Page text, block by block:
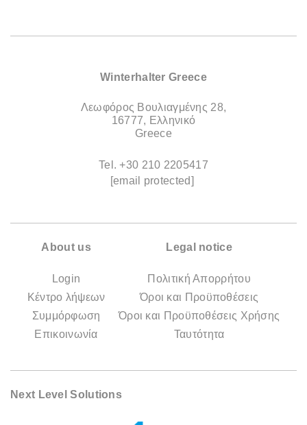
Winterhalter Greece
Λεωφόρος Βουλιαγμένης 28,
16777, Ελληνικό
Greece
Tel.+30 210 2205417
[email protected]
About us
Login
Κέντρο λήψεων
Συμμόρφωση
Επικοινωνία
Legal notice
Πολιτική Απορρήτου
Όροι και Προϋποθέσεις
Όροι και Προϋποθέσεις Χρήσης
Ταυτότητα
Next Level Solutions